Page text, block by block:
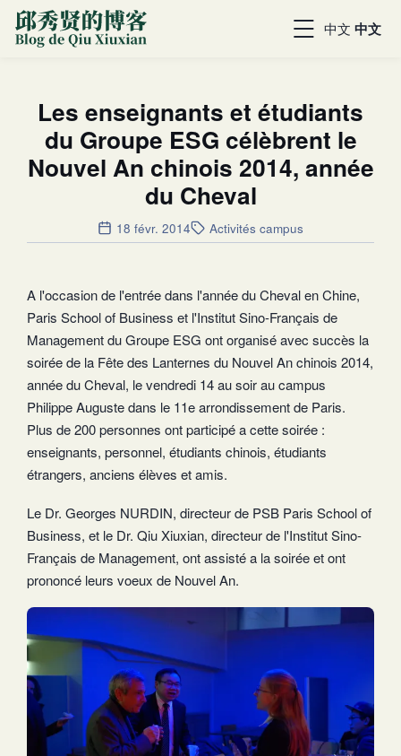
中文 中文
Les enseignants et étudiants
du Groupe ESG célèbrent le
Nouvel An chinois 2014, année
du Cheval
18 févr. 2014 Activités campus
A l'occasion de l'entrée dans l'année du Cheval en Chine,
Paris School of Business et l'Institut Sino-Français de
Management du Groupe ESG ont organisé avec succès la
soirée de la Fête des Lanternes du Nouvel An chinois 2014,
année du Cheval, le vendredi 14 au soir au campus
Philippe Auguste dans le 11e arrondissement de Paris.
Plus de 200 personnes ont participé a cette soirée :
enseignants, personnel, étudiants chinois, étudiants
étrangers, anciens élèves et amis.
Le Dr. Georges NURDIN, directeur de PSB Paris School of
Business, et le Dr. Qiu Xiuxian, directeur de l'Institut Sino-
Français de Management, ont assisté a la soirée et ont
prononcé leurs voeux de Nouvel An.